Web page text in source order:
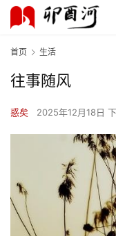
首页 生活
往事随风
惑矣 2025年12月18日